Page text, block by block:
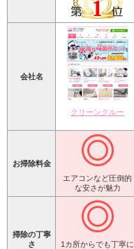
会社名
クリーンクルー
お掃除料金
エアコンなど圧倒的
な安さが魅力
掃除の丁寧
さ
1カ所からでも丁寧に